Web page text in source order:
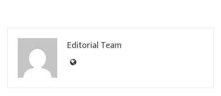
Editorial Team